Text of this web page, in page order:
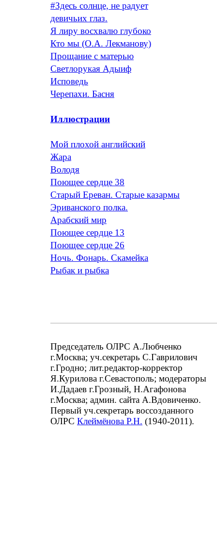
#Здесь солнце, не радует
девичьих глаз.
Я лиру восхвалю глубоко
Кто мы (О.А. Лекманову)
Прощание с матерью
Светлорукая Адыиф
Исповедь
Черепахи. Басня
Иллюстрации
Мой плохой английский
Жара
Володя
Поющее сердце 38
Старый Ереван. Старые казармы
Эриванского полка.
Арабский мир
Поющее сердце 13
Поющее сердце 26
Ночь. Фонарь. Скамейка
Рыбак и рыбка
Председатель ОЛРС А.Любченко
г.Москва; уч.секретарь С.Гаврилович
г.Гродно; лит.редактор-корректор
Я.Курилова г.Севастополь; модераторы
И.Дадаев г.Грозный, Н.Агафонова
г.Москва; админ. сайта А.Вдовиченко.
Первый уч.секретарь воссозданного
ОЛРС Клеймёнова Р.Н. (1940-2011).